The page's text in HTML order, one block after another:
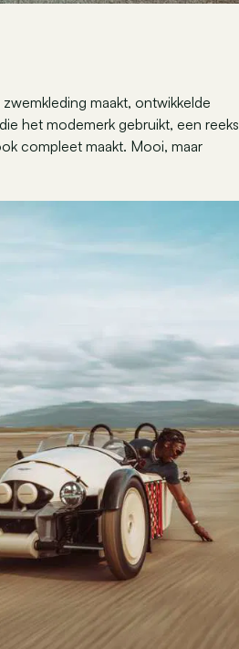
maakt, ontwikkelde
het modemerk gebruikt, een reeks
compleet maakt. Mooi, maar